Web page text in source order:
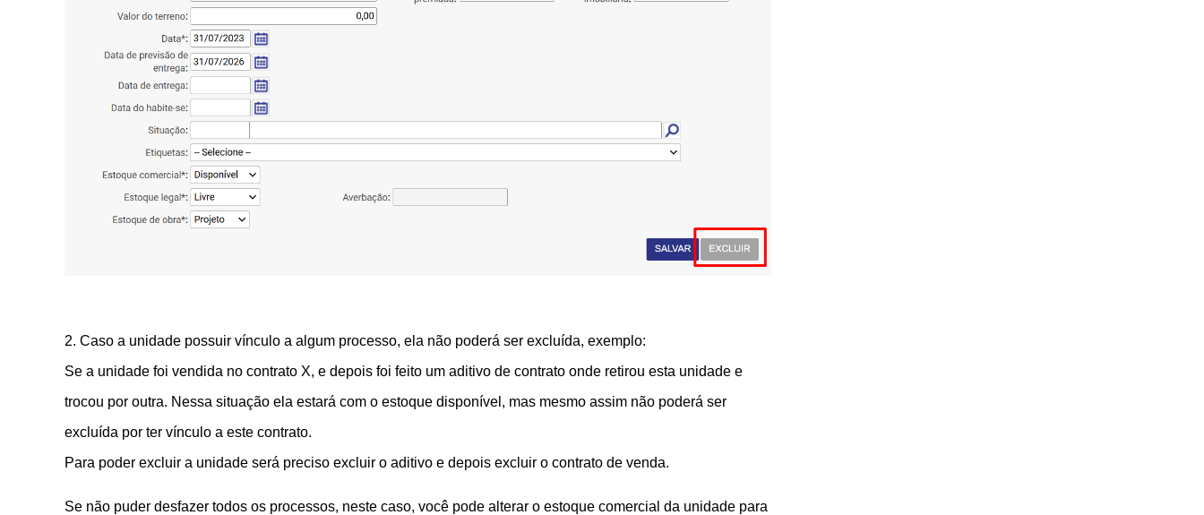
2. Caso a unidade possuir vínculo a algum processo, ela não poderá ser excluída, exemplo:
Se a unidade foi vendida no contrato X, e depois foi feito um aditivo de contrato onde retirou esta unidade e
trocou por outra. Nessa situação ela estará com o estoque disponível, mas mesmo assim não poderá ser
excluída por ter vínculo a este contrato.
Para poder excluir a unidade será preciso excluir o aditivo e depois excluir o contrato de venda.
Se não puder desfazer todos os processos, neste caso, você pode alterar o estoque comercial da unidade para